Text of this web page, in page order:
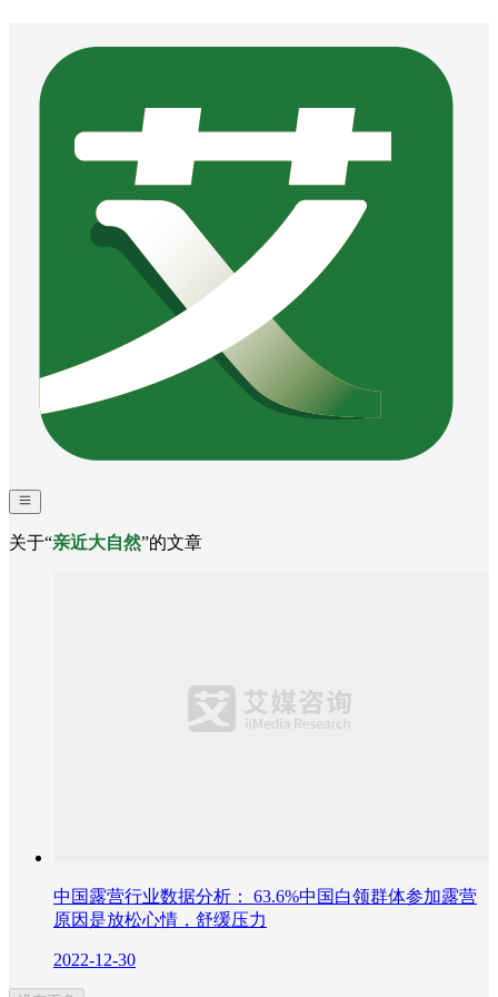
关于“亲近大自然”的文章
中国露营行业数据分析： 63.6%中国白领群体参加露营
原因是放松心情，舒缓压力
2022-12-30